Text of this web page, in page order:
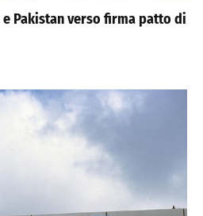
e Pakistan verso firma patto di